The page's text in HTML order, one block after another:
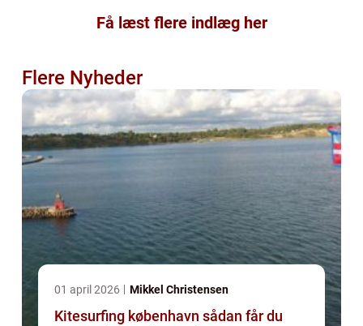
Få læst flere indlæg her
Flere Nyheder
01 april 2026 Mikkel Christensen
Kitesurfing københavn sådan får du